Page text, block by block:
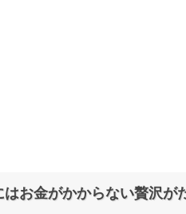
はお金がかからない贅沢が